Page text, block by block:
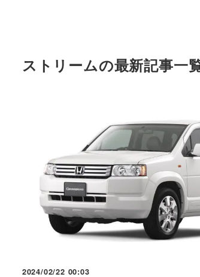
ストリームの最新記事一
2024/02/22 00:03